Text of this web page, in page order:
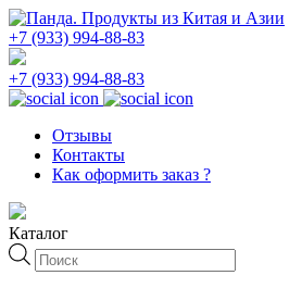
+7 (933) 994-88-83
+7 (933) 994-88-83
Отзывы
Контакты
Как оформить заказ ?
Каталог
Поиск
товаров